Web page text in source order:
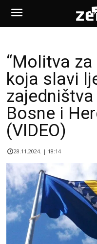
“Molitva
koja slavi
Bosne i
(VIDEO)
28.11.2024. | 18:14